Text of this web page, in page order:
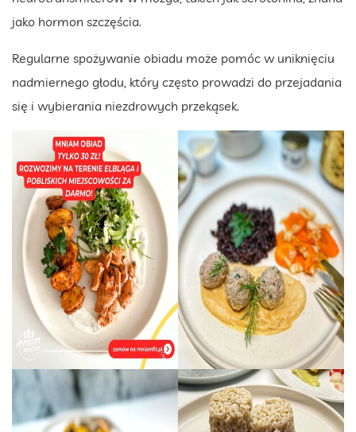
jako hormon szczęścia.
Regularne spożywanie obiadu może pomóc w uniknięciu
nadmiernego głodu, który często prowadzi do przejadania
się i wybierania niezdrowych przekąsek.